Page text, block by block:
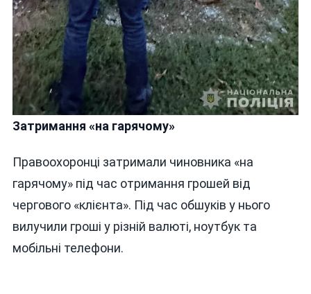
Затримання «на гарячому»
Правоохоронці затримали чиновника «на
гарячому» під час отримання грошей від
чергового «клієнта». Під час обшуків у нього
вилучили гроші у різній валюті, ноутбук та
мобільні телефони.